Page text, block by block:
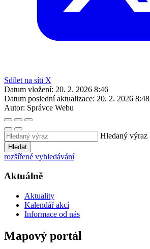
Sdílet na síti X
Datum vložení: 20. 2. 2026 8:46
Datum poslední aktualizace: 20. 2. 2026 8:48
Autor: Správce Webu
Hledaný výraz
Hledat
rozšířené vyhledávání
Aktuálně
Aktuality
Kalendář akcí
Informace od nás
Mapový portál